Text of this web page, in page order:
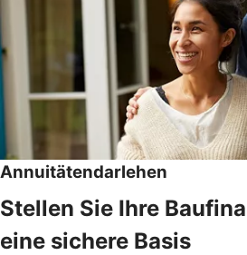
Annuitätendarlehen
Stellen Sie Ihre
eine sichere Basis